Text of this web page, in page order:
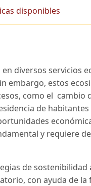
disponibles
diversos servicios
embargo, estos
como el cambio
de
y requiere
de
con ayuda de